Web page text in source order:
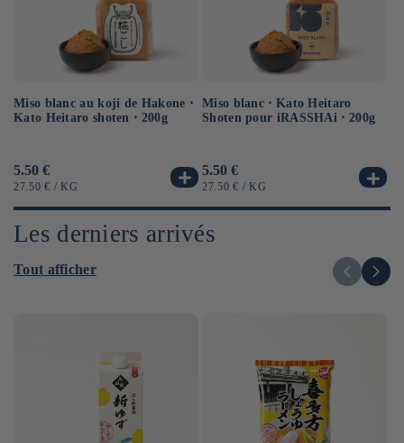
Miso blanc au koji de Hakone ⋅
Kato Heitaro shoten ⋅ 200g
Prix
habituel
5.50 €
PRIX
27.50 € / PAR
KG
Miso blanc ⋅ Kato Heitaro
Shoten pour iRASSHAi ⋅ 200g
Prix
habituel
5.50 €
PRIX
27.50 € / PAR
KG
Les derniers arrivés
Tout afficher